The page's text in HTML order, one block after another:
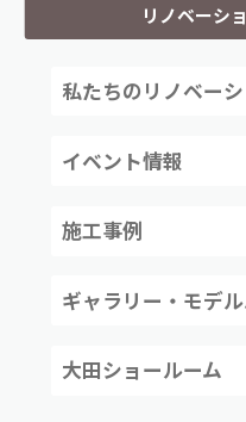
リノベーシ
私たちのリノベー
イベント情報
施工事例
ギャラリー・モデ
大田ショールーム